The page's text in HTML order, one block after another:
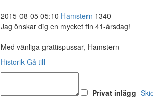
2015-08-05 05:10 Hamstern 1340
Jag önskar dig en mycket fin 41-årsdag!
Med vänliga grattispussar, Hamstern
Historik Gå till
Privat inlägg